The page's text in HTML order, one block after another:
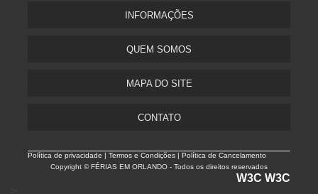
INFORMAÇÕES
QUEM SOMOS
MAPA DO SITE
CONTATO
Política de privacidade |Termos e Condições | Política de Cancelamento
Copyright © FÉRIAS EM ORLANDO - Todos os direitos reservados
W3C W3C